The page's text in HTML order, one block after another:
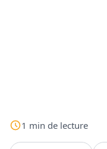
1 min de lecture